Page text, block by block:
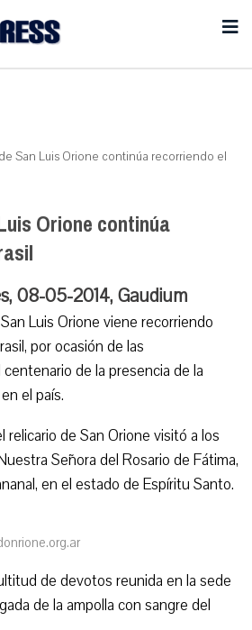
San Luis Orione continúa recorriendo el
Orione continúa
08-05-2014, Gaudium
Luis Orione viene recorriendo
por ocasión de las
de la presencia de la
el país.
de San Orione visitó a los
Señora del Rosario de Fátima,
en el estado de Espíritu Santo.
de devotos reunida en la sede
de la ampolla con sangre del